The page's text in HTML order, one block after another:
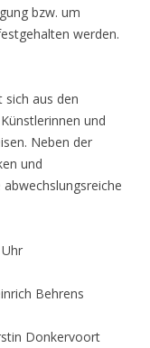
bzw. um
werden.
sich aus den
und
Neben der
und
Behrens
Donkervoort